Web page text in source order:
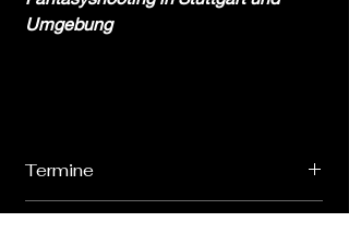
Umgebung
Termine
Termine werden individuell nach deiner